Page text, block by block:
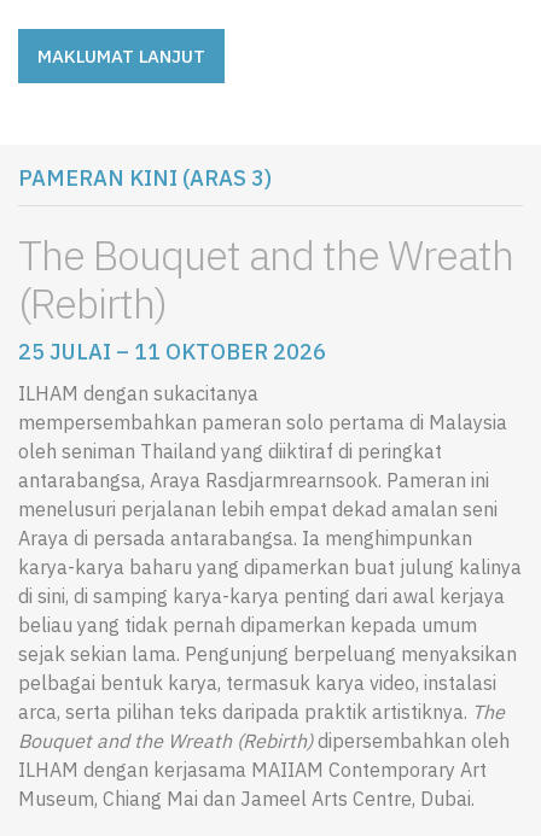
MAKLUMAT LANJUT
PAMERAN KINI (ARAS 3)
The Bouquet and the Wreath
(Rebirth)
25 JULAI – 11 OKTOBER 2026
ILHAM dengan sukacitanya
mempersembahkan pameran solo pertama di Malaysia
oleh seniman Thailand yang diiktiraf di peringkat
antarabangsa, Araya Rasdjarmrearnsook. Pameran ini
menelusuri perjalanan lebih empat dekad amalan seni
Araya di persada antarabangsa. Ia menghimpunkan
karya-karya baharu yang dipamerkan buat julung kalinya
di sini, di samping karya-karya penting dari awal kerjaya
beliau yang tidak pernah dipamerkan kepada umum
sejak sekian lama. Pengunjung berpeluang menyaksikan
pelbagai bentuk karya, termasuk karya video, instalasi
arca, serta pilihan teks daripada praktik artistiknya. The
Bouquet and the Wreath (Rebirth)dipersembahkan oleh
ILHAM dengan kerjasama MAIIAM Contemporary Art
Museum, Chiang Mai dan Jameel Arts Centre, Dubai.